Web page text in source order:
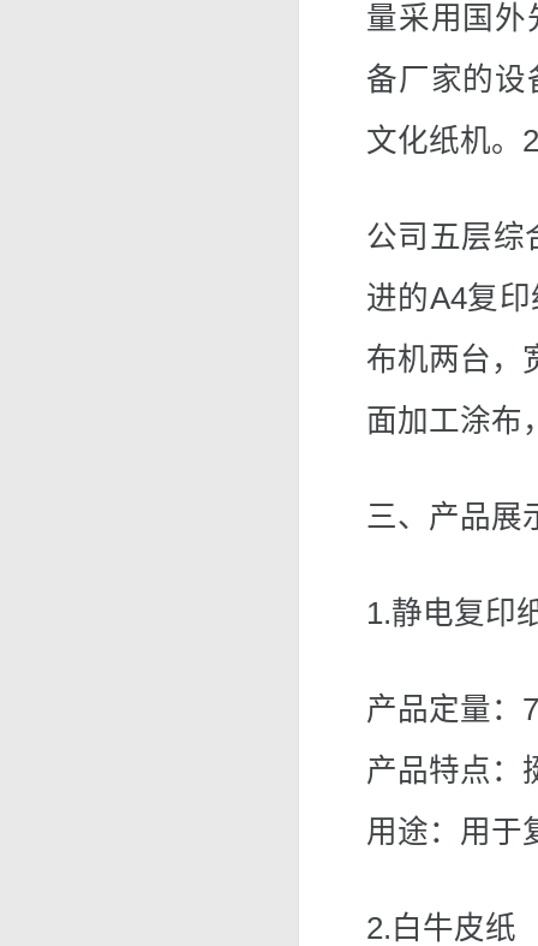
量采用国外
备厂家的设
文化纸机。
公司五层综
进的A4复
布机两台，
面加工涂布
三、产品展
1.静电复印
产品定量：
产品特点：
用途：用于
2.白牛皮纸